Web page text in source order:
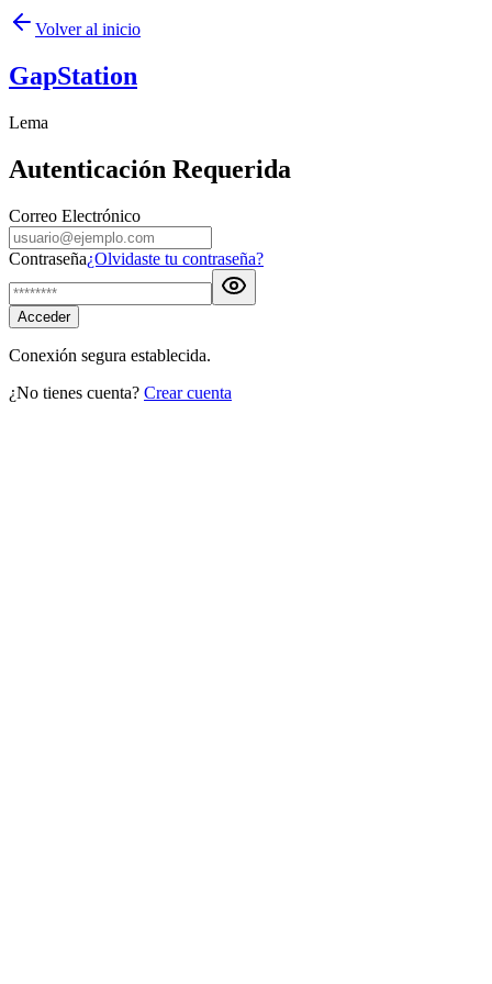
Volver al inicio
GapStation
Lema
Autenticación Requerida
Correo Electrónico
Contraseña¿Olvidaste tu contraseña?
Acceder
Conexión segura establecida.
¿No tienes cuenta? Crear cuenta